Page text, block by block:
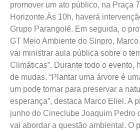
promover um ato público, na Praça
Horizonte.Às 10h, haverá
Grupo Parangolé. Em seguida, o
GT Meio Ambiente do Sinpro,
vai ministrar aula pública sobre o
Climáticas”. Durante todo o evento,
de mudas. “Plantar uma árvore é
um pode tomar para preservar a
esperança”, destaca Marco Eliel. A
junho do Cineclube Joaquim Pedro
vai abordar a questão ambiental. O